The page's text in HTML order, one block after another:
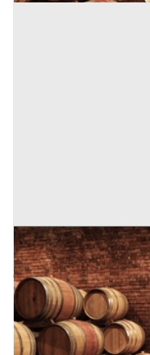
Abitazione di Tipo
Padova (Padova)
Offerta minima
793.500 €
Codice asta:
Asta chiusa